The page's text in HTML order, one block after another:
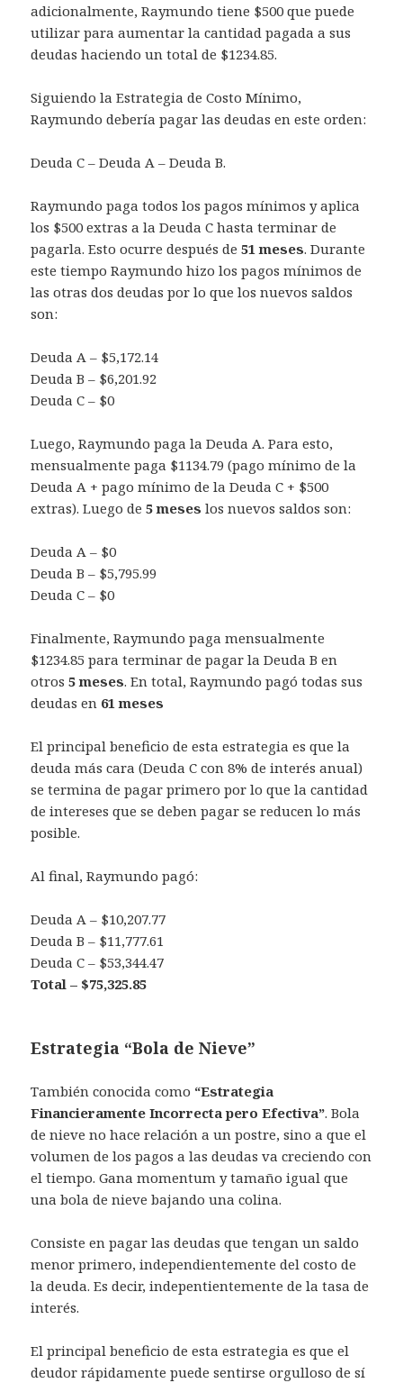
adicionalmente, Raymundo tiene $500 que puede
utilizar para aumentar la cantidad pagada a sus
deudas haciendo un total de $1234.85.
Siguiendo la Estrategia de Costo Mínimo,
Raymundo debería pagar las deudas en este orden:
Deuda C – Deuda A – Deuda B.
Raymundo paga todos los pagos mínimos y aplica
los $500 extras a la Deuda C hasta terminar de
pagarla. Esto ocurre después de51 meses. Durante
este tiempo Raymundo hizo los pagos mínimos de
las otras dos deudas por lo que los nuevos saldos
son:
Deuda A – $5,172.14
Deuda B – $6,201.92
Deuda C – $0
Luego, Raymundo paga la Deuda A. Para esto,
mensualmente paga $1134.79 (pago mínimo de la
Deuda A + pago mínimo de la Deuda C + $500
extras). Luego de5 meses los nuevos saldos son:
Deuda A – $0
Deuda B – $5,795.99
Deuda C – $0
Finalmente, Raymundo paga mensualmente
$1234.85 para terminar de pagar la Deuda B en
otros5 meses. En total, Raymundo pagó todas sus
deudas en 61 meses
El principal beneficio de esta estrategia es que la
deuda más cara (Deuda C con 8% de interés anual)
se termina de pagar primero por lo que la cantidad
de intereses que se deben pagar se reducen lo más
posible.
Al final, Raymundo pagó:
Deuda A – $10,207.77
Deuda B – $11,777.61
Deuda C – $53,344.47
Total – $75,325.85
Estrategia “Bola de Nieve”
También conocida como “Estrategia
Financieramente Incorrecta pero Efectiva”. Bola
de nieve no hace relación a un postre, sino a que el
volumen de los pagos a las deudas va creciendo con
el tiempo. Gana momentum y tamaño igual que
una bola de nieve bajando una colina.
Consiste en pagar las deudas que tengan un saldo
menor primero, independientemente del costo de
la deuda. Es decir, indepentientemente de la tasa de
interés.
El principal beneficio de esta estrategia es que el
deudor rápidamente puede sentirse orgulloso de sí